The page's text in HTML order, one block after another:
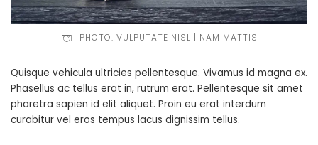
PHOTO: VULPUTATE NISL | NAM MATTIS
Quisque vehicula ultricies pellentesque. Vivamus id magna ex.
Phasellus ac tellus erat in, rutrum erat. Pellentesque sit amet
pharetra sapien id elit aliquet. Proin eu erat interdum
curabitur vel eros tempus lacus dignissim tellus.